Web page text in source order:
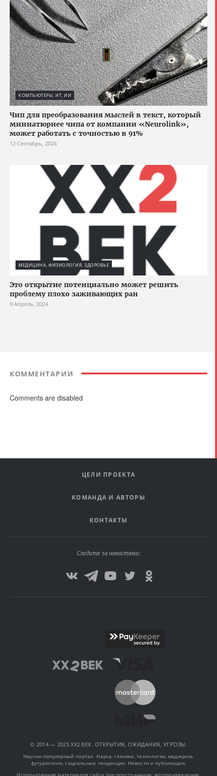
КОМПЬЮТЕРЫ, ИТ, ИИ
Чип для преобразования мыслей в текст, который
миниатюрнее чипа от компании «Neurolink»,
может работать с точностью в 91%
12 Сентябрь, 2024
МЕДИЦИНА, ФИЗИОЛОГИЯ, ЗДОРОВЬЕ
Это открытие потенциально может решить
проблему плохо заживающих ран
9 Апрель, 2024
КОММЕНТАРИИ
Comments are disabled
ЦЕЛИ ПРОЕКТА
КОМАНДА И АВТОРЫ
КОНТАКТЫ
Следите за новостями:
© 2014 — 2025 XX2 ВЕК. ОТКРЫТИЯ, ОЖИДАНИЯ, УГРОЗЫ.
Научно-популярный портал. Наука, техника, технологии, медицина,
футурология, социальные тенденции. Новости и публикации.
Использование материалов сайта (распространение, воспроизведение,